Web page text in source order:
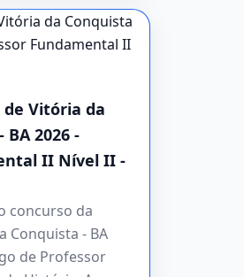
Vitória da
BA 2026 -
II Nível II -
concurso da
Conquista - BA
de Professor